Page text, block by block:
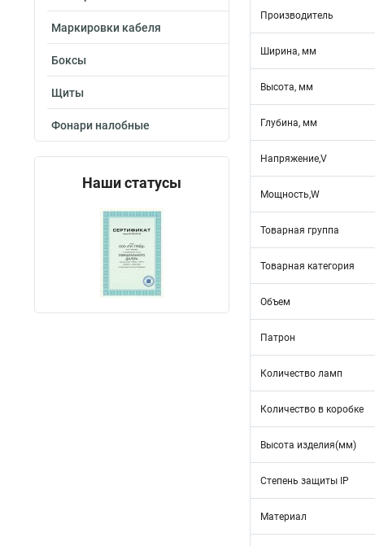
Маркировки кабеля
Боксы
Щиты
Фонари налобные
Наши статусы
Производитель
Ширина, мм
Высота, мм
Глубина, мм
Напряжение,V
Мощность,W
Товарная группа
Товарная категория
Объем
Патрон
Количество ламп
Количество в коробке
Высота изделия(мм)
Степень защиты IP
Материал